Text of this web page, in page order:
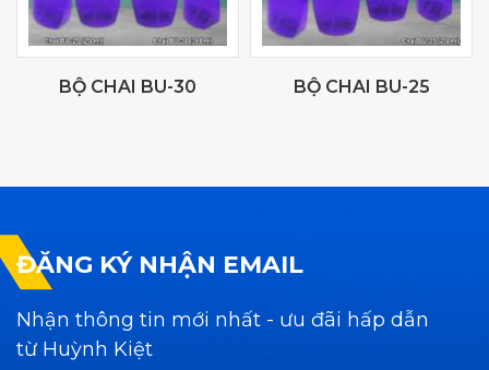
BỘ CHAI BU-30 BỘ CHAI BU-25
ĐĂNG KÝ NHẬN EMAIL
Nhận thông tin mới nhất - ưu đãi hấp dẫn
từ Huỳnh Kiệt